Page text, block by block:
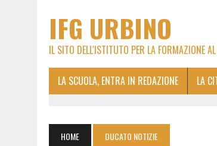
IFG URBINO
IL SITO DELL'ISTITUTO PER LA FORMAZIONE
LA SCUOLA, ENTRA IN REDAZIONE LA
HOME DUCATO NOTIZIE